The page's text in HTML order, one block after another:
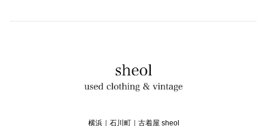
横浜｜石川町｜古着屋 sheol